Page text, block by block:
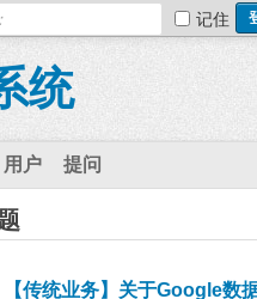
记住
统
用户 提问
【传统业务】关于Google数